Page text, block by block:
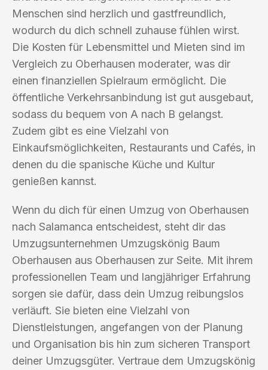
Menschen sind herzlich und gastfreundlich,
wodurch du dich schnell zuhause fühlen wirst.
Die Kosten für Lebensmittel und Mieten sind im
Vergleich zu Oberhausen moderater, was dir
einen finanziellen Spielraum ermöglicht. Die
öffentliche Verkehrsanbindung ist gut ausgebaut,
sodass du bequem von A nach B gelangst.
Zudem gibt es eine Vielzahl von
Einkaufsmöglichkeiten, Restaurants und Cafés, in
denen du die spanische Küche und Kultur
genießen kannst.
Wenn du dich für einen Umzug von Oberhausen
nach Salamanca entscheidest, steht dir das
Umzugsunternehmen Umzugskönig Baum
Oberhausen aus Oberhausen zur Seite. Mit ihrem
professionellen Team und langjähriger Erfahrung
sorgen sie dafür, dass dein Umzug reibungslos
verläuft. Sie bieten eine Vielzahl von
Dienstleistungen, angefangen von der Planung
und Organisation bis hin zum sicheren Transport
deiner Umzugsgüter. Vertraue dem Umzugskönig